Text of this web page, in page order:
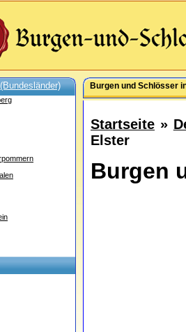
Burgen und Schlösser
Startseite »
Elster
Burgen